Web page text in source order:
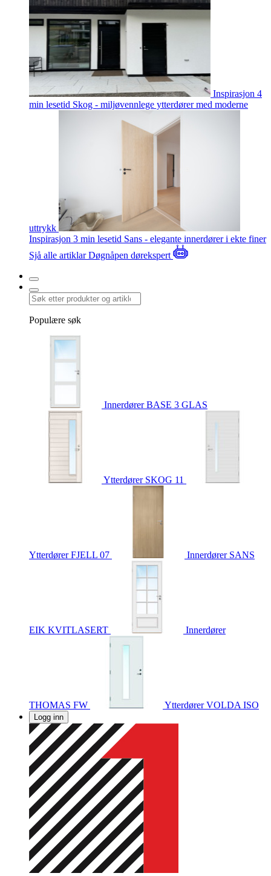
Inspirasjon 4
min lesetid Skog - miljøvennlege ytterdører med moderne
uttrykk
Inspirasjon 3 min lesetid Sans - elegante innerdører i ekte finer
Sjå alle artiklarDøgnåpen dørekspert
Populære søk
InnerdørerBASE 3 GLAS
Ytterdører SKOG 11
YtterdørerFJELL 07 Innerdører SANS
EIK KVITLASERT Innerdører
THOMAS FW YtterdørerVOLDA ISO
Logg inn